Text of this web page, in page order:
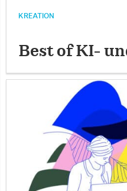
KREATION
Best of KI-